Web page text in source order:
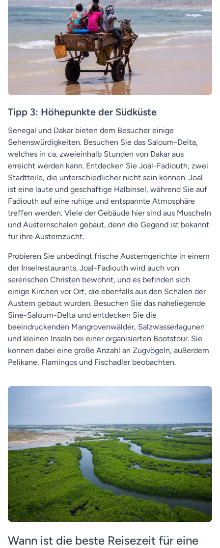
Tipp 3: Höhepunkte der Südküste
Senegal und Dakar bieten dem Besucher einige
Sehenswürdigkeiten. Besuchen Sie das Saloum-Delta,
welches in ca. zweieinhalb Stunden von Dakar aus
erreicht werden kann. Entdecken Sie Joal-Fadiouth, zwei
Stadtteile, die unterschiedlicher nicht sein können. Joal
ist eine laute und geschäftige Halbinsel, während Sie auf
Fadiouth auf eine ruhige und entspannte Atmosphäre
treffen werden. Viele der Gebäude hier sind aus Muscheln
und Austernschalen gebaut, denn die Gegend ist bekannt
für ihre Austernzucht.
Probieren Sie unbedingt frische Austerngerichte in einem
der Inselrestaurants. Joal-Fadiouth wird auch von
sererischen Christen bewohnt, und es befinden sich
einige Kirchen vor Ort, die ebenfalls aus den Schalen der
Austern gebaut wurden. Besuchen Sie das naheliegende
Sine-Saloum-Delta und entdecken Sie die
beeindruckenden Mangrovenwälder, Salzwasserlagunen
und kleinen Inseln bei einer organisierten Bootstour. Sie
können dabei eine große Anzahl an Zugvögeln, außerdem
Pelikane, Flamingos und Fischadler beobachten.
Wann ist die beste Reisezeit für eine